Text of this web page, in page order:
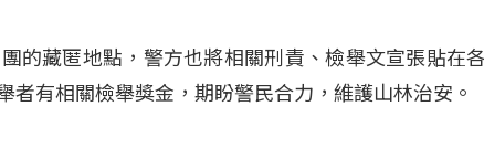
的藏匿地點，警方也將相關刑責、檢舉文宣張貼在
者有相關檢舉獎金，期盼警民合力，維護山林治安。